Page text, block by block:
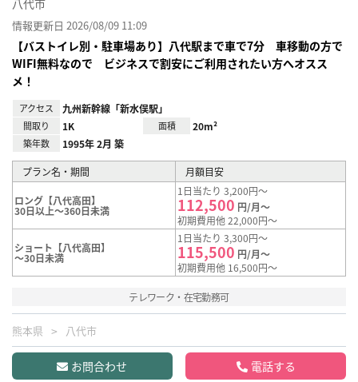
情報更新日 2026/08/09 11:09
【バストイレ別・駐車場あり】八代駅まで車で7分 車移動の方で
WIFI無料なので ビジネスで割安にご利用されたい方へオスス
メ！
アクセス 九州新幹線「新水俣駅」
間取り 1K 面積 20m²
築年数 1995年 2月 築
プラン名・期間 月額目安
ロング【八代高田】
30日以上～360日未満
1日当たり 3,200円～
112,500 円/月～
初期費用他 22,000円～
ショート【八代高田】
～30日未満
1日当たり 3,300円～
115,500 円/月～
初期費用他 16,500円～
テレワーク・在宅勤務可
熊本県 八代市
お問合わせ 電話する